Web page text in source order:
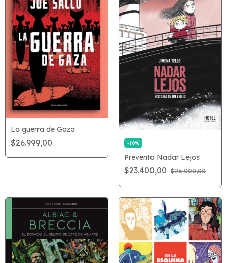
La guerra de Gaza
$26.999,00 -10%
Preventa Nadar Lejos
$23.400,00 $26.000,00